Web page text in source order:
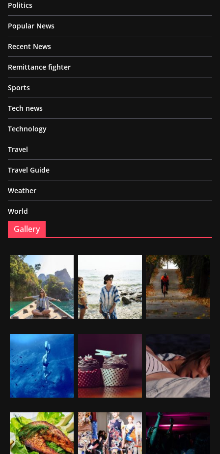
Politics
Popular News
Recent News
Remittance fighter
Sports
Tech news
Technology
Travel
Travel Guide
Weather
World
Gallery